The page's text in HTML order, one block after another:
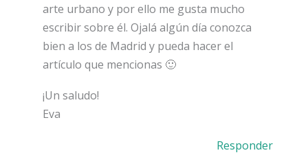
arte urbano y por ello me gusta mucho
escribir sobre él. Ojalá algún día conozca
bien a los de Madrid y pueda hacer el
artículo que mencionas 🙂
¡Un saludo!
Eva
Responder